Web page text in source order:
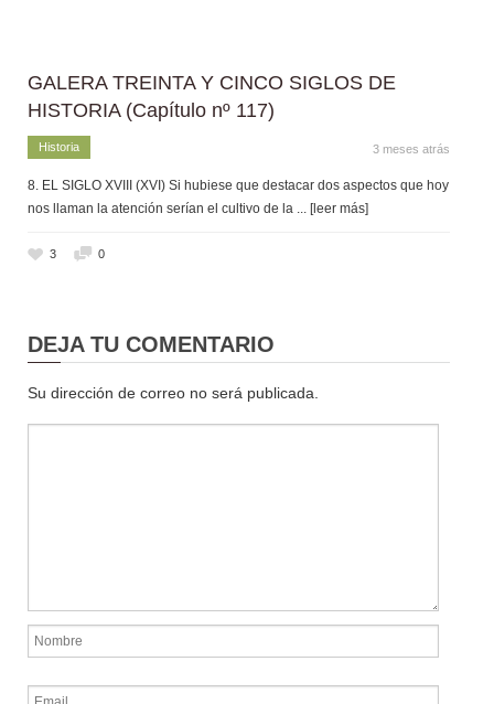
GALERA TREINTA Y CINCO SIGLOS DE
HISTORIA (Capítulo nº 117)
Historia 3 meses atrás
8. EL SIGLO XVIII (XVI) Si hubiese que destacar dos aspectos que hoy
nos llaman la atención serían el cultivo de la ... [leer más]
3 0
DEJA TU COMENTARIO
Su dirección de correo no será publicada.